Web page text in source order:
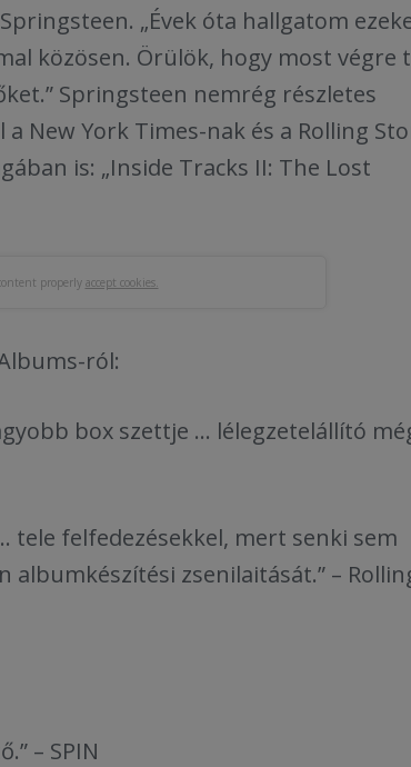
„Évek óta hallgatom
közösen. Örülök, hogy most végre
Springsteen nemrég részletes
New York Times-nak és a Rolling
is: „Inside Tracks II: The Lost
properly accept cookies.
ról:
box szettje ... lélegzetelállító
tele felfedezésekkel, mert senki sem
zsenilaitását.” –
– SPIN